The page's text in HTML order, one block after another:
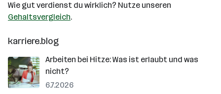
Wie gut verdienst du wirklich? Nutze unseren
Gehaltsvergleich.
karriere.blog
Arbeiten bei Hitze: Was ist erlaubt und was
nicht?
6.7.2026